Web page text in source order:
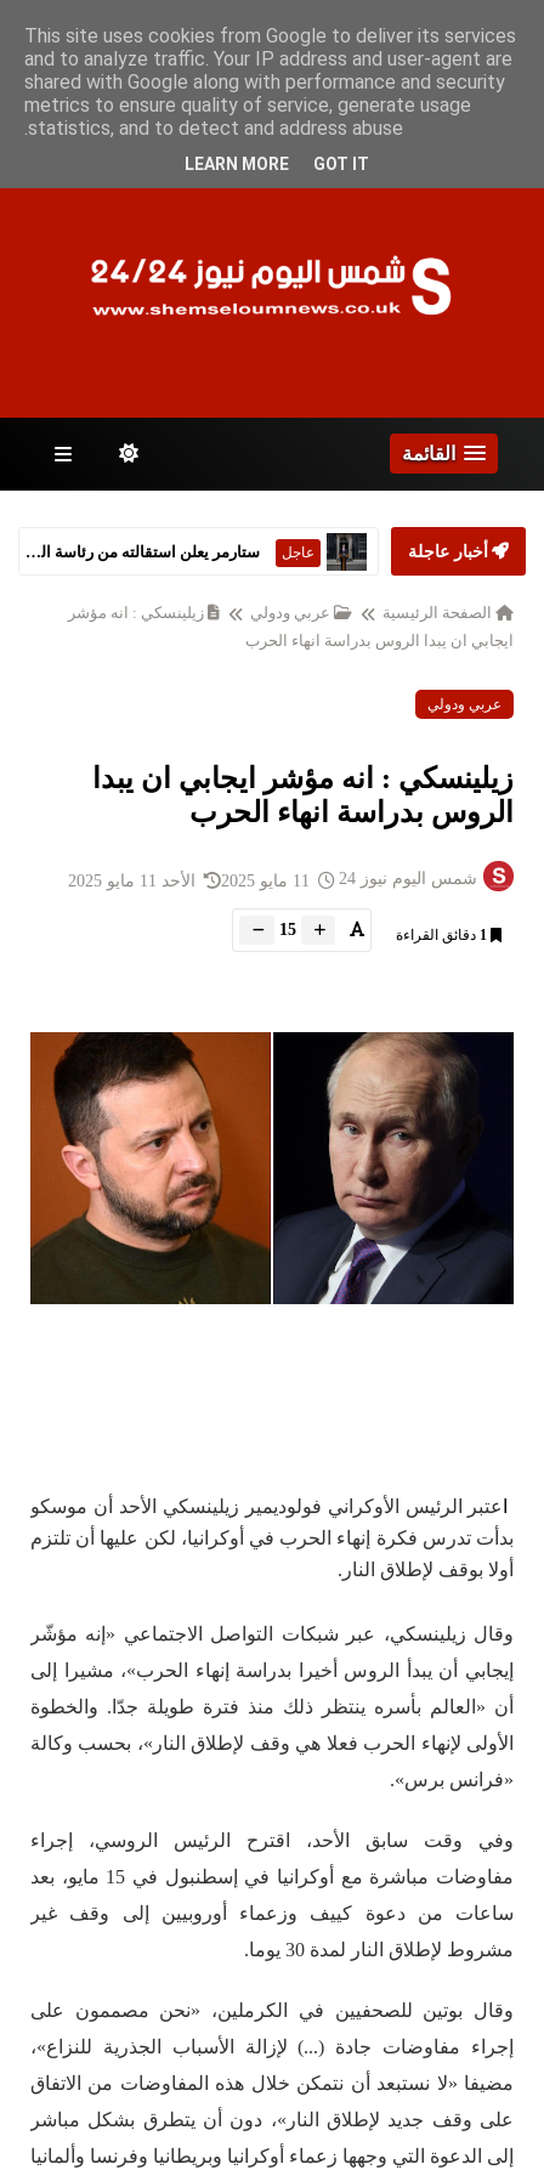
الصفحات
القائمة
أخبار عاجلة عاجل ستارمر يعلن استقالته من رئاسة الحكومة البريطانية
الصفحة الرئيسية عربي ودولي
زيلينسكي : انه مؤشر
ايجابي ان يبدا الروس بدراسة انهاء الحرب
عربي ودولي
زيلينسكي : انه مؤشر ايجابي ان يبدا
الروس بدراسة انهاء الحرب
شمس اليوم نيوز 24 الأحد 11 مايو 2025
1 دقائق القراءة 15
عتبر الرئيس الأوكراني فولوديمير زيلينسكي الأحد أن موسكو
بدأت تدرس فكرة إنهاء الحرب في أوكرانيا، لكن عليها أن تلتزم
أولا بوقف لإطلاق النار.
وقال زيلينسكي، عبر شبكات التواصل الاجتماعي «إنه مؤشّر
إيجابي أن يبدأ الروس أخيرا بدراسة إنهاء الحرب»، مشيرا إلى
أن «العالم بأسره ينتظر ذلك منذ فترة طويلة جدّا. والخطوة
الأولى لإنهاء الحرب فعلا هي وقف لإطلاق النار»، بحسب وكالة
«فرانس برس».
وفي وقت سابق الأحد، اقترح الرئيس الروسي، إجراء
مفاوضات مباشرة مع أوكرانيا في إسطنبول في 15 مايو، بعد
ساعات من دعوة كييف وزعماء أوروبيين إلى وقف غير
مشروط لإطلاق النار لمدة 30 يوما.
وقال بوتين للصحفيين في الكرملين، «نحن مصممون على
إجراء مفاوضات جادة (...) لإزالة الأسباب الجذرية للنزاع»،
مضيفا «لا نستبعد أن نتمكن خلال هذه المفاوضات من الاتفاق
على وقف جديد لإطلاق النار»، دون أن يتطرق بشكل مباشر
إلى الدعوة التي وجهها زعماء أوكرانيا وبريطانيا وفرنسا وألمانيا
This site uses cookies from Google to deliver its services
and to analyze traffic. Your IP address and user-agent are
shared with Google along with performance and security
metrics to ensure quality of service, generate usage
statistics, and to detect and address abuse.
LEARN MORE GOT IT